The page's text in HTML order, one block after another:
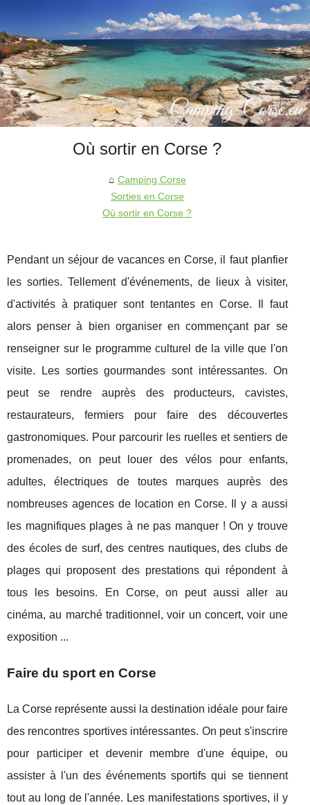
Où sortir en Corse ?
Camping Corse
Sorties en Corse
Où sortir en Corse ?
Pendant un séjour de vacances en Corse, il faut planfier
les sorties. Tellement d'événements, de lieux à visiter,
d'activités à pratiquer sont tentantes en Corse. Il faut
alors penser à bien organiser en commençant par se
renseigner sur le programme culturel de la ville que l'on
visite. Les sorties gourmandes sont intéressantes. On
peut se rendre auprès des producteurs, cavistes,
restaurateurs, fermiers pour faire des découvertes
gastronomiques. Pour parcourir les ruelles et sentiers de
promenades, on peut louer des vélos pour enfants,
adultes, électriques de toutes marques auprès des
nombreuses agences de location en Corse. Il y a aussi
les magnifiques plages à ne pas manquer ! On y trouve
des écoles de surf, des centres nautiques, des clubs de
plages qui proposent des prestations qui répondent à
tous les besoins. En Corse, on peut aussi aller au
cinéma, au marché traditionnel, voir un concert, voir une
exposition ...
Faire du sport en Corse
La Corse représente aussi la destination idéale pour faire
des rencontres sportives intéressantes. On peut s'inscrire
pour participer et devenir membre d'une équipe, ou
assister à l'un des événements sportifs qui se tiennent
tout au long de l'année. Les manifestations sportives, il y